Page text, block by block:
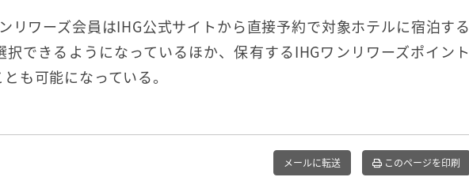
リワーズ会員はIHG公式サイトから直接予約で対象ホテルに宿泊する
できるようになっているほか、保有するIHGワンリワーズポイント
も可能になっている。
メールに転送 このページを印刷